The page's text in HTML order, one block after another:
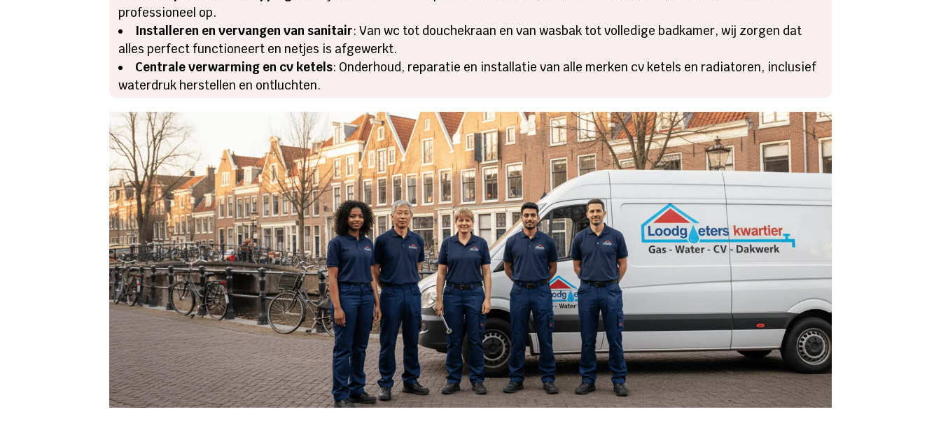
professioneel op.
Installeren en vervangen van sanitair: Van wc tot douchekraan en van wasbak tot volledige badkamer, wij zorgen dat
alles perfect functioneert en netjes is afgewerkt.
Centrale verwarming en cv ketels: Onderhoud, reparatie en installatie van alle merken cv ketels en radiatoren, inclusief
waterdruk herstellen en ontluchten.